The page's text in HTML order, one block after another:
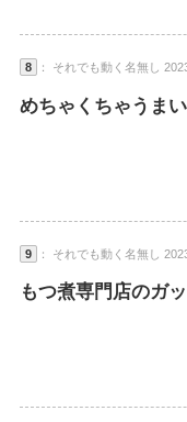
8 ： それでも動く名無し
めちゃくちゃうま
9 ： それでも動く名無し
もつ煮専門店のガ